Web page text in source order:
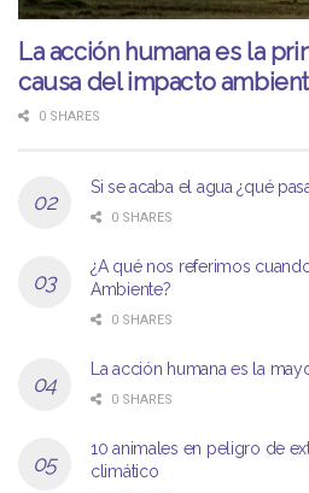
La acción humana es la
causa del impacto
0 SHARES
Si se acaba el agua ¿qué
0 SHARES
¿A qué nos referimos
Ambiente?
0 SHARES
La acción humana es la
0 SHARES
10 animales en peligro de
climático